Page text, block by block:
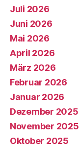
Juli 2026
Juni 2026
Mai 2026
April 2026
März 2026
Februar 2026
Januar 2026
Dezember 2025
November 2025
Oktober 2025